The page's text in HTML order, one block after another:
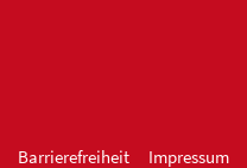
Barrierefreiheit Impressum